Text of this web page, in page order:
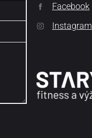
Facebook
Instagram